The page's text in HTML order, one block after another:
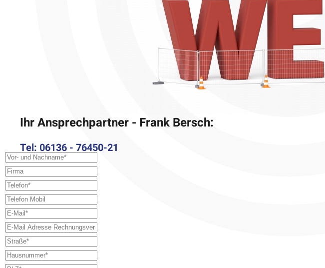
Ihr Ansprechpartner - Frank Bersch:
Tel: 06136 - 76450-21